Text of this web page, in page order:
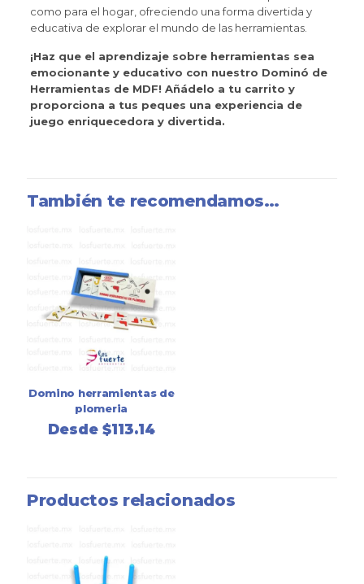
como para el hogar, ofreciendo una forma divertida y
educativa de explorar el mundo de las herramientas.
¡Haz que el aprendizaje sobre herramientas sea
emocionante y educativo con nuestro Dominó de
Herramientas de MDF! Añádelo a tu carrito y
proporciona a tus peques una experiencia de
juego enriquecedora y divertida.
También te recomendamos…
Domino herramientas de
plomeria
Desde $113.14
Productos relacionados